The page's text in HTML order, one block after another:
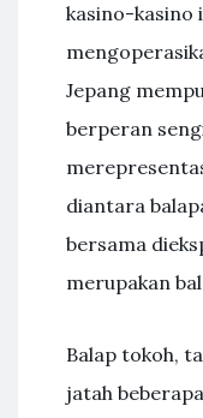
kasino-kasino
Jepang
berperan
diantara
bersama
merupakan
Balap tokoh,
jatah